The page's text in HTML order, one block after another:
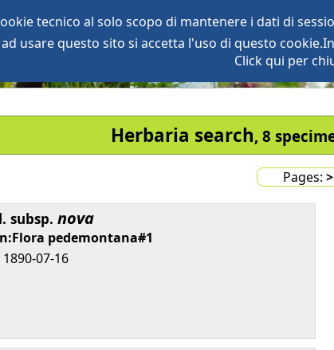
tecnico al solo scopo di mantenere i dati di
usare questo sito si accetta l'uso di questo
Click qui per
Herbaria search, 8
subsp. nova
pedemontana#1
07-16